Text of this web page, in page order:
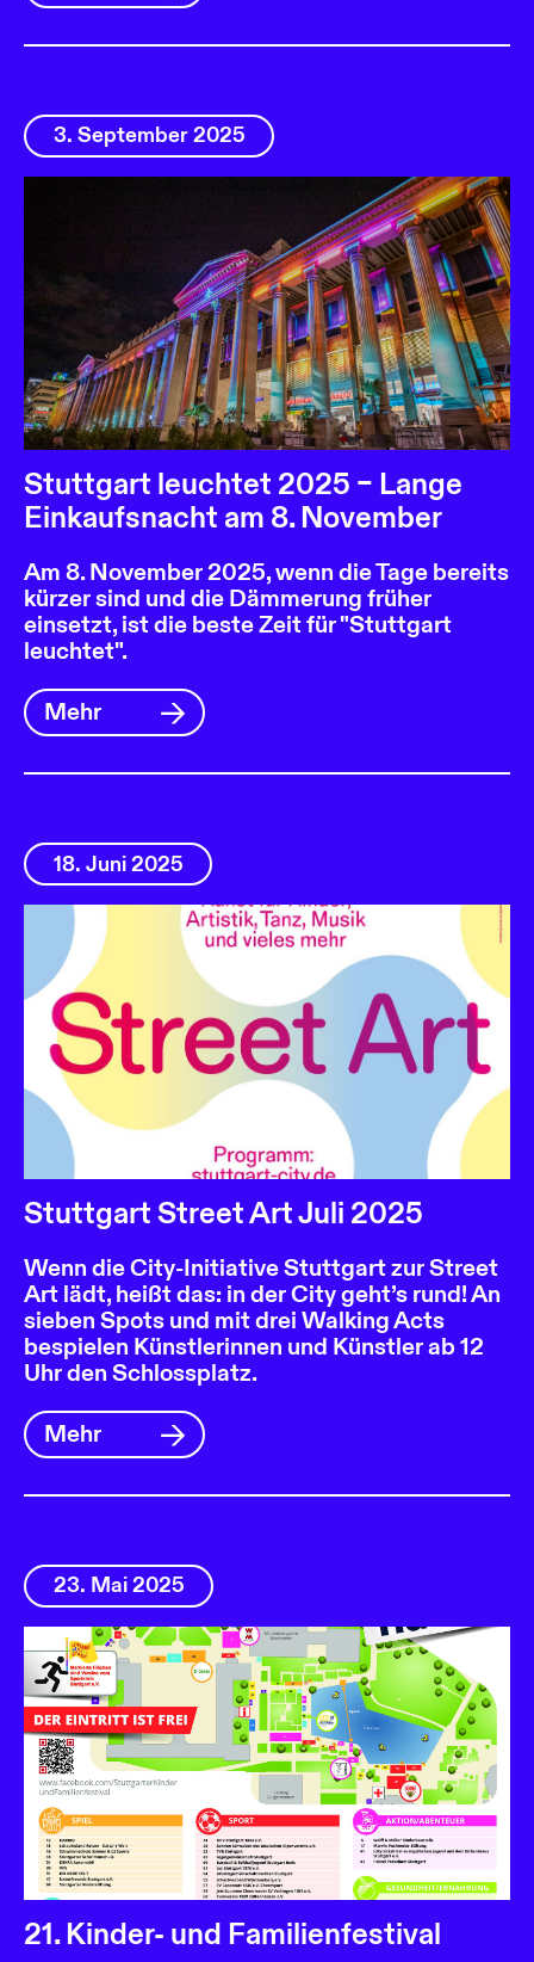
3. September 2025
Stuttgart leuchtet 2025 – Lange
Einkaufsnacht am 8. November
Am 8. November 2025, wenn die Tage bereits
kürzer sind und die Dämmerung früher
einsetzt, ist die beste Zeit für "Stuttgart
leuchtet".
Mehr
18. Juni 2025
Stuttgart Street Art Juli 2025
Wenn die City-Initiative Stuttgart zur Street
Art lädt, heißt das: in der City geht’s rund! An
sieben Spots und mit drei Walking Acts
bespielen Künstlerinnen und Künstler ab 12
Uhr den Schlossplatz.
Mehr
23. Mai 2025
21. Kinder- und Familienfestival